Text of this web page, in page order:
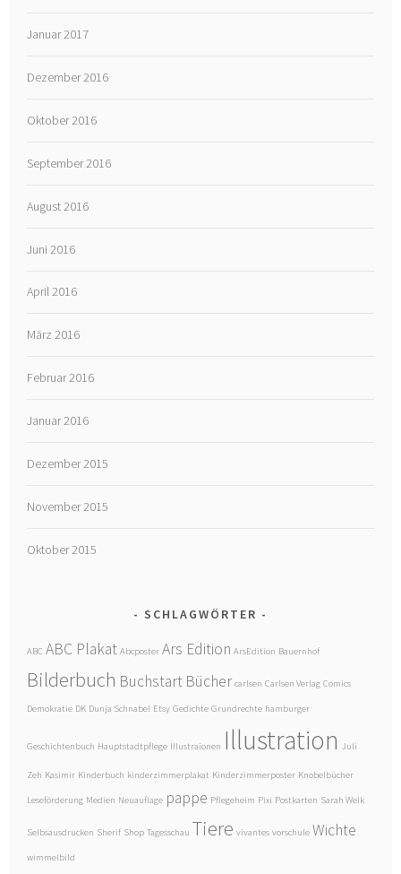
Januar 2017
Dezember 2016
Oktober 2016
September 2016
August 2016
Juni 2016
April 2016
März 2016
Februar 2016
Januar 2016
Dezember 2015
November 2015
Oktober 2015
SCHLAGWÖRTER
ABC ABC Plakat Abcposter Ars Edition ArsEdition Bauernhof
Bilderbuch Buchstart Bücher carlsen Carlsen Verlag Comics
Demokratie DK Dunja Schnabel Etsy Gedichte Grundrechte hamburger
Geschichtenbuch Hauptstadtpflege Illustraionen Illustration Juli
Zeh Kasimir Kinderbuch kinderzimmerplakat Kinderzimmerposter Knobelbücher
Leseförderung Medien Neuauflage pappe Pflegeheim Pixi Postkarten Sarah Welk
Selbsausdrucken Sherif Shop Tagesschau Tiere vivantes vorschule Wichte
wimmelbild